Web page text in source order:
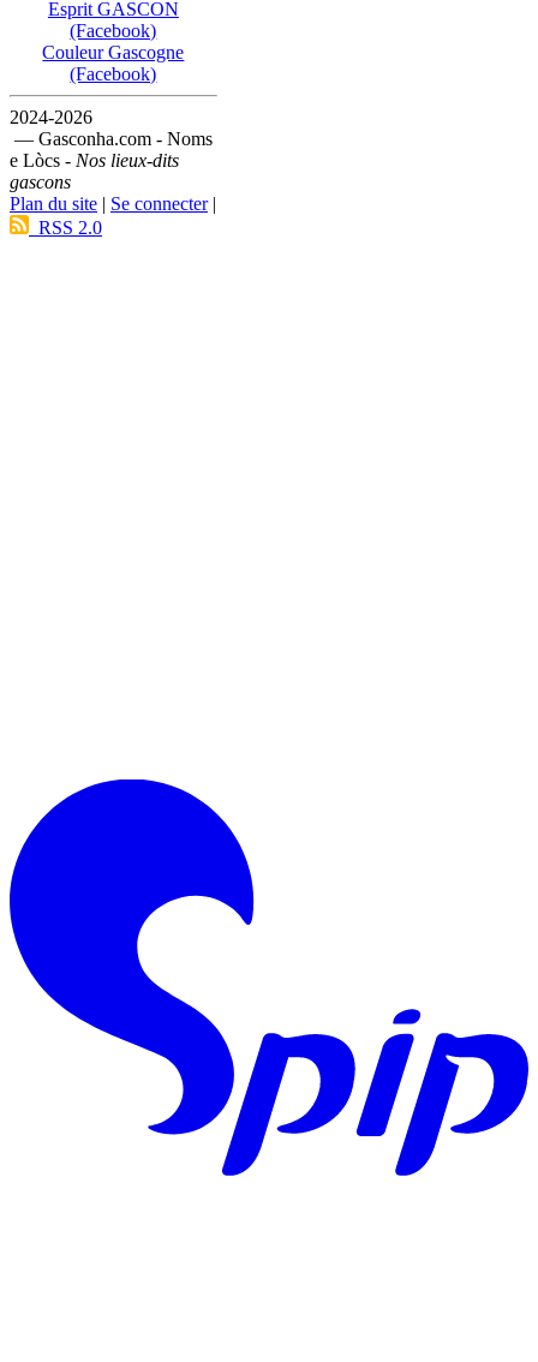
Esprit GASCON
(Facebook)
Couleur Gascogne
(Facebook)
2024-2026
— Gasconha.com - Noms
e Lòcs - Nos lieux-dits
gascons
Plan du site | Se connecter|
RSS 2.0